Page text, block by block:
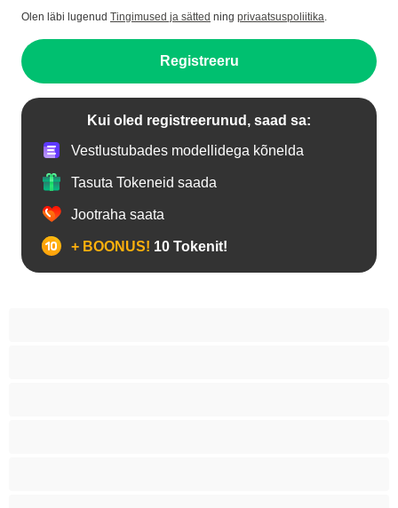
Olen läbi lugenud Tingimused ja sätted ning privaatsuspoliitika.
Registreeru
Kui oled registreerunud, saad sa:
Vestlustubades modellidega kõnelda
Tasuta Tokeneid saada
Jootraha saata
+ BOONUS! 10 Tokenit!